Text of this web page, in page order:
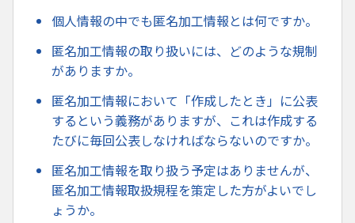
個人情報の中でも匿名加工情報とは何ですか。
匿名加工情報の取り扱いには、どのような規制
がありますか。
匿名加工情報において「作成したとき」に公表
するという義務がありますが、これは作成する
たびに毎回公表しなければならないのですか。
匿名加工情報を取り扱う予定はありませんが、
匿名加工情報取扱規程を策定した方がよいでし
ょうか。